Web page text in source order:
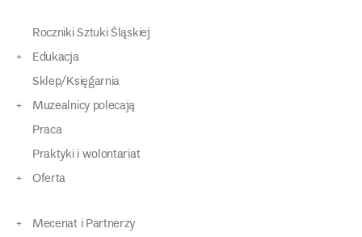
Roczniki Sztuki Śląskiej
Edukacja
Sklep/Księgarnia
Muzealnicy polecają
Praca
Praktyki i wolontariat
Oferta
Mecenat i Partnerzy